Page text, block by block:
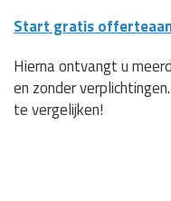
Start gratis
Hierna ontvangt u
en zonder
te vergelijken!